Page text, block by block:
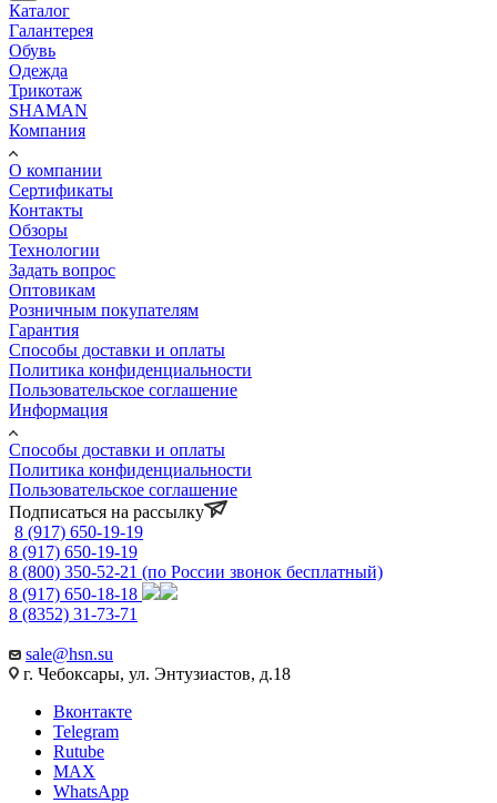
Каталог
Галантерея
Обувь
Одежда
Трикотаж
SHAMAN
Компания
О компании
Сертификаты
Контакты
Обзоры
Технологии
Задать вопрос
Оптовикам
Розничным покупателям
Гарантия
Способы доставки и оплаты
Политика конфиденциальности
Пользовательское соглашение
Информация
Способы доставки и оплаты
Политика конфиденциальности
Пользовательское соглашение
Подписаться на рассылку
8 (917) 650-19-19
8 (917) 650-19-19
8 (800) 350-52-21 (по России звонок бесплатный)
8 (917) 650-18-18
8 (8352) 31-73-71
sale@hsn.su
г. Чебоксары, ул. Энтузиастов, д.18
Вконтакте
Telegram
Rutube
MAX
WhatsApp